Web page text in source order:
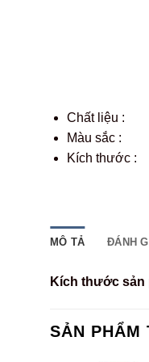
Chất liệu :
Màu sắc :
Kích thước :
MÔ TẢ ĐÁNH
Kích thước sản
SẢN PHẨM